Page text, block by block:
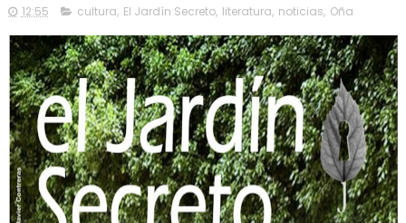
12:55 cultura, El Jardín Secreto, literatura, noticias, Oña